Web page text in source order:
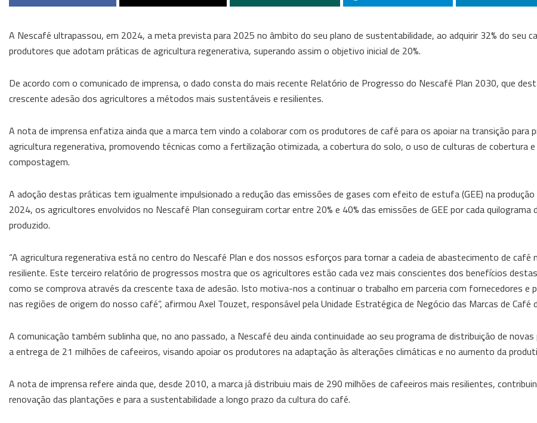
A Nescafé ultrapassou, em 2024, a meta prevista para 2025 no âmbito do seu plano de sustentabilidade, ao adquirir 32% do seu
produtores que adotam práticas de agricultura regenerativa, superando assim o objetivo inicial de 20%.
De acordo com o comunicado de imprensa, o dado consta do mais recente Relatório de Progresso do Nescafé Plan 2030, que
crescente adesão dos agricultores a métodos mais sustentáveis e resilientes.
A nota de imprensa enfatiza ainda que a marca tem vindo a colaborar com os produtores de café para os apoiar na transição para
agricultura regenerativa, promovendo técnicas como a fertilização otimizada, a cobertura do solo, o uso de culturas de cobertura
compostagem.
A adoção destas práticas tem igualmente impulsionado a redução das emissões de gases com efeito de estufa (GEE) na produção
2024, os agricultores envolvidos no Nescafé Plan conseguiram cortar entre 20% e 40% das emissões de GEE por cada quilograma
produzido.
“A agricultura regenerativa está no centro do Nescafé Plan e dos nossos esforços para tornar a cadeia de abastecimento de café
resiliente. Este terceiro relatório de progressos mostra que os agricultores estão cada vez mais conscientes dos benefícios
como se comprova através da crescente taxa de adesão. Isto motiva-nos a continuar o trabalho em parceria com fornecedores e
nas regiões de origem do nosso café”, afirmou Axel Touzet, responsável pela Unidade Estratégica de Negócio das Marcas de Café
A comunicação também sublinha que, no ano passado, a Nescafé deu ainda continuidade ao seu programa de distribuição de
a entrega de 21 milhões de cafeeiros, visando apoiar os produtores na adaptação às alterações climáticas e no aumento da
A nota de imprensa refere ainda que, desde 2010, a marca já distribuiu mais de 290 milhões de cafeeiros mais resilientes,
renovação das plantações e para a sustentabilidade a longo prazo da cultura do café.